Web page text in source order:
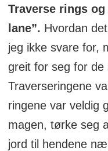
Traverse rings
lane”. Hvordan
jeg ikke svare for,
greit for seg for de
Traverseringene
ringene var veldig
magen, tørke seg
jord til hendene